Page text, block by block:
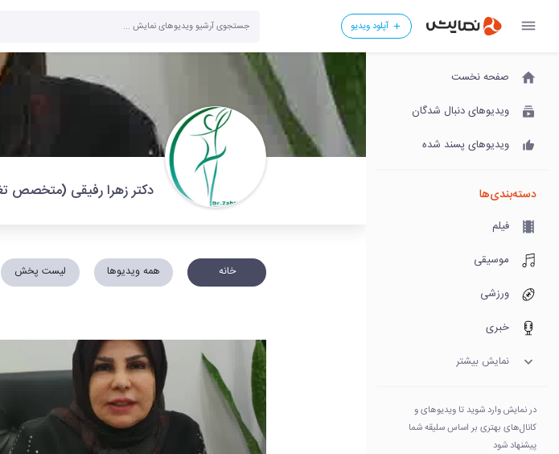
آپلود ویدیو
صفحه نخست
ویدیوهای دنبال شدگان
ویدیوهای پسند شده
دسته‌بندی‌ها
فیلم
موسیقی
ورزشی
خبری
نمایش بیشتر
در نمایش وارد شوید تا ویدیوهای و
کانال‌های بهتری بر اساس سلیقه شما
پیشنهاد شود
دکتر زهرا رفیقی (متخصص
خانه همه ویدیوها لیست پخش